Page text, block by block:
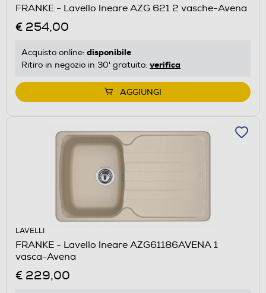
FRANKE - Lavello lneare AZG 621 2 vasche-Avena
€ 254,00
Acquisto online: disponibile
Ritiro in negozio in 30' gratuito: verifica
AGGIUNGI
LAVELLI
FRANKE - Lavello lneare AZG61186AVENA 1
vasca-Avena
€ 229,00